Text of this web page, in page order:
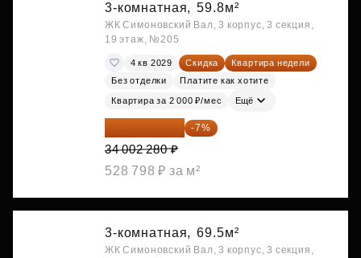
3-комнатная, 59.8м²
ЖК Симоновский Вал, 3 корпус, 3 секция,
19 этаж, №205
4 кв 2029 Скидка
Квартира недели
Без отделки
Платите как хотите
Квартира за 2 000 ₽/мес Ещё
31 622 120 ₽ -7%
34 002 280 ₽
528 798 ₽ за м²
3-комнатная, 69.5м²
ЖК Симоновский Вал, 3 корпус, 3 секция,